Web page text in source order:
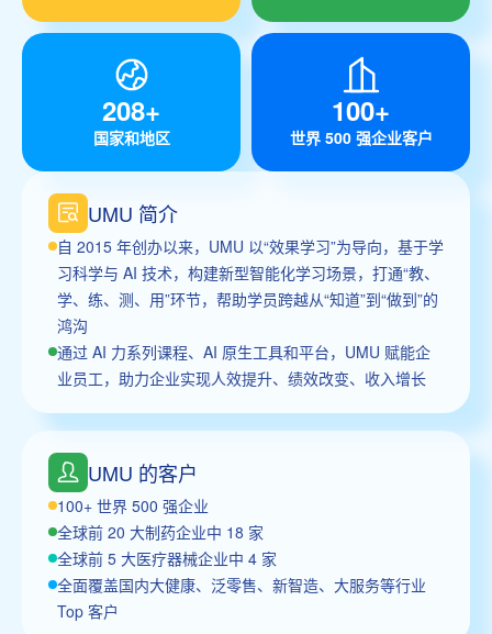
208+
国家和地区
100+
世界 500 强企业客户
UMU 简介
自 2015 年创办以来，UMU 以“效果学习”为导向，基于学
习科学与 AI 技术，构建新型智能化学习场景，打通“教、
学、练、测、用”环节，帮助学员跨越从“知道”到“做到”的
鸿沟
通过 AI 力系列课程、AI 原生工具和平台，UMU 赋能企
业员工，助力企业实现人效提升、绩效改变、收入增长
UMU 的客户
100+ 世界 500 强企业
全球前 20 大制药企业中 18 家
全球前 5 大医疗器械企业中 4 家
全面覆盖国内大健康、泛零售、新智造、大服务等行业
Top 客户